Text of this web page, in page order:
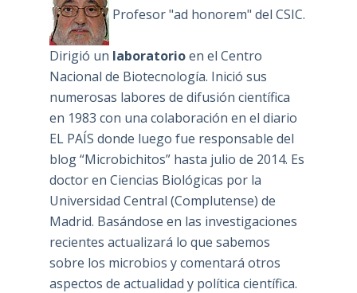
Profesor "ad honorem" del CSIC.
Dirigió un laboratorioen el Centro
Nacional de Biotecnología. Inició sus
numerosas labores de difusión científica
en 1983 con una colaboración en el diario
EL PAÍS donde luego fue responsable del
blog “Microbichitos” hasta julio de 2014. Es
doctor en Ciencias Biológicas por la
Universidad Central (Complutense) de
Madrid. Basándose en las investigaciones
recientes actualizará lo que sabemos
sobre los microbios y comentará otros
aspectos de actualidad y política científica.